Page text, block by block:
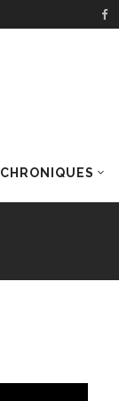
CHRONIQUES